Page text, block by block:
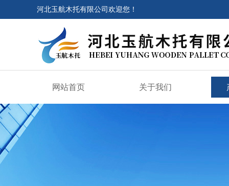
河北玉航木托有限公司欢迎您！
网站首页 关于我们